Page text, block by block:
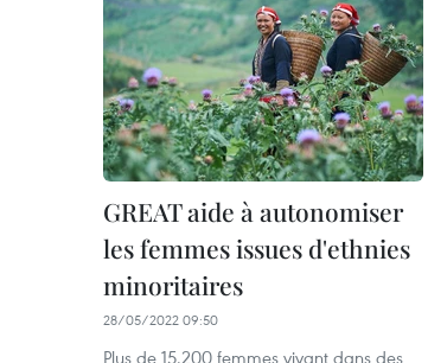
GREAT aide à autonomiser
les femmes issues d'ethnies
minoritaires
28/05/2022 09:50
Plus de 15.200 femmes vivant dans des